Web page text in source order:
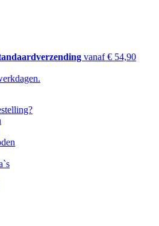
vanaf € 54,90